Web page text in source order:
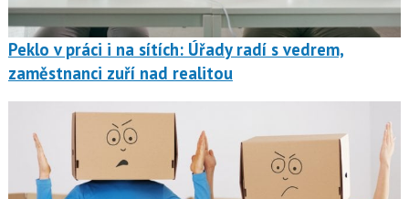
Peklo v práci i na sítích: Úřady radí s vedrem,
zaměstnanci zuří nad realitou